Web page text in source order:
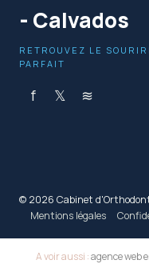
- Calvados
RETROUVEZ LE
PARFAIT
f 𝕏 ≋
© 2026 Cabinet
Mentions légales
A voir aussi :agence web